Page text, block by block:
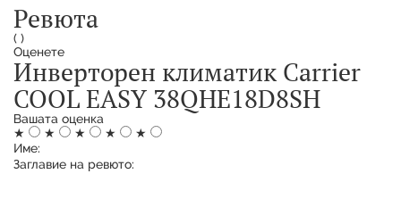
Ревюта
( )
Оценете
Инверторен климатик Carrier
COOL EASY 38QHE18D8SH
Вашата оценка
★
★ ★ ★
★
Име:
Заглавие на ревюто: